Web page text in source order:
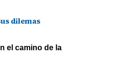
dilemas
el camino de la